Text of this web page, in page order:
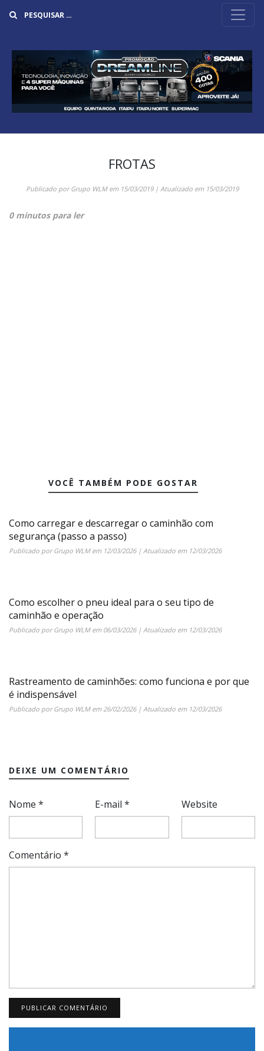
FROTAS
Publicado porGrupo WLMem 15/03/2019| Atualizado em 15/03/2019
0 minutos para ler
VOCÊ TAMBÉM PODE GOSTAR
Como carregar e descarregar o caminhão com
segurança (passo a passo)
Publicado porGrupo WLMem 12/03/2026| Atualizado em 12/03/2026
Como escolher o pneu ideal para o seu tipo de
caminhão e operação
Publicado porGrupo WLMem 06/03/2026| Atualizado em 12/03/2026
Rastreamento de caminhões: como funciona e por que
é indispensável
Publicado porGrupo WLMem26/02/2026| Atualizado em 12/03/2026
DEIXE UM COMENTÁRIO
Nome * E-mail* Website
Comentário *